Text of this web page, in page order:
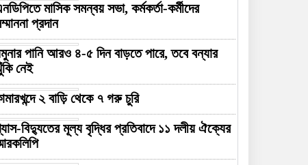
মাসিক সমন্বয় সভা, কর্মকর্তা-কর্মীদের
প্রদান
পানি আরও ৪-৫ দিন বাড়তে পারে, তবে বন্যার
নেই
২ বাড়ি থেকে ৭ গরু চুরি
বিদ্যুতের মূল্য বৃদ্ধির প্রতিবাদে ১১ দলীয় ঐক্যের